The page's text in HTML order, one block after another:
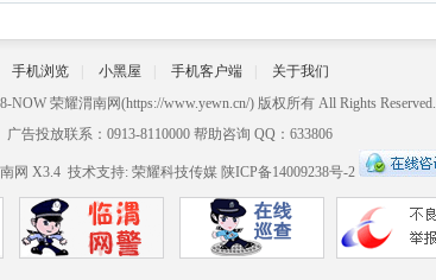
手机浏览 小黑屋 手机客户端
关于我们
NOW 荣耀渭南网(https://www.yewn.cn/) 版权所有 All Rights Reserved.
广告投放联系：0913-8110000 帮助咨询 QQ：633806
网 X3.4 技术支持: 荣耀科技传媒 陕ICP备14009238号-2